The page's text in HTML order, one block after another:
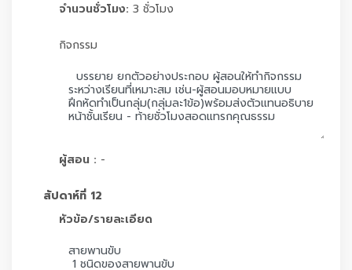
จำนวนชั่วโมง: 3 ชั่วโมง
กิจกรรม
ผู้สอน : -
สัปดาห์ที่ 12
หัวข้อ/รายละเอียด